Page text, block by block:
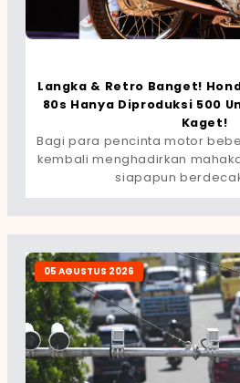
Langka & Retro Banget!
80s Hanya Diproduksi 500
Kaget!
Bagi para pencinta motor
kembali menghadirkan
siapapun
05 AGUSTUS 2026